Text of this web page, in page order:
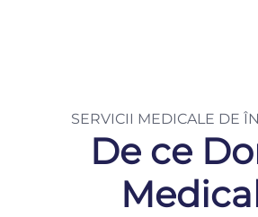
SERVICII MEDICALE DE
De ce